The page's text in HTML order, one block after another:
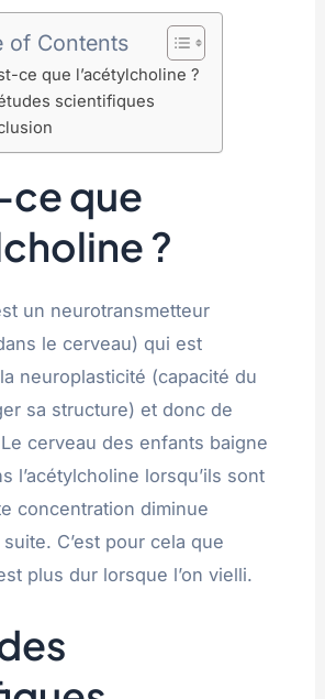
of Contents
ce que l’acétylcholine ?
scientifiques
ce que
?
un neurotransmetteur
le cerveau) qui est
neuroplasticité (capacité du
sa structure) et donc de
cerveau des enfants baigne
l’acétylcholine lorsqu’ils sont
concentration diminue
C’est pour cela que
plus dur lorsque l’on vielli.